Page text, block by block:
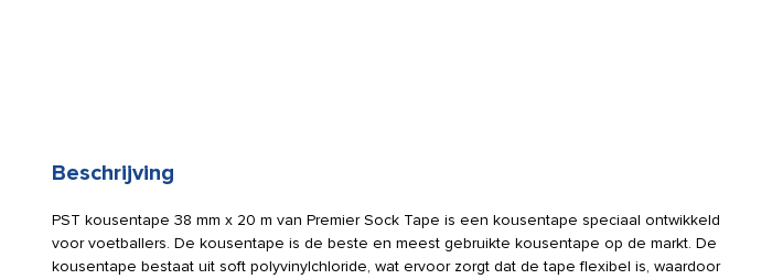
Beschrijving
PST kousentape 38 mm x 20 m van Premier Sock Tape is een kousentape speciaal ontwikkeld
voor voetballers. De kousentape is de beste en meest gebruikte kousentape op de markt. De
kousentape bestaat uit soft polyvinylchloride, wat ervoor zorgt dat de tape flexibel is, waardoor